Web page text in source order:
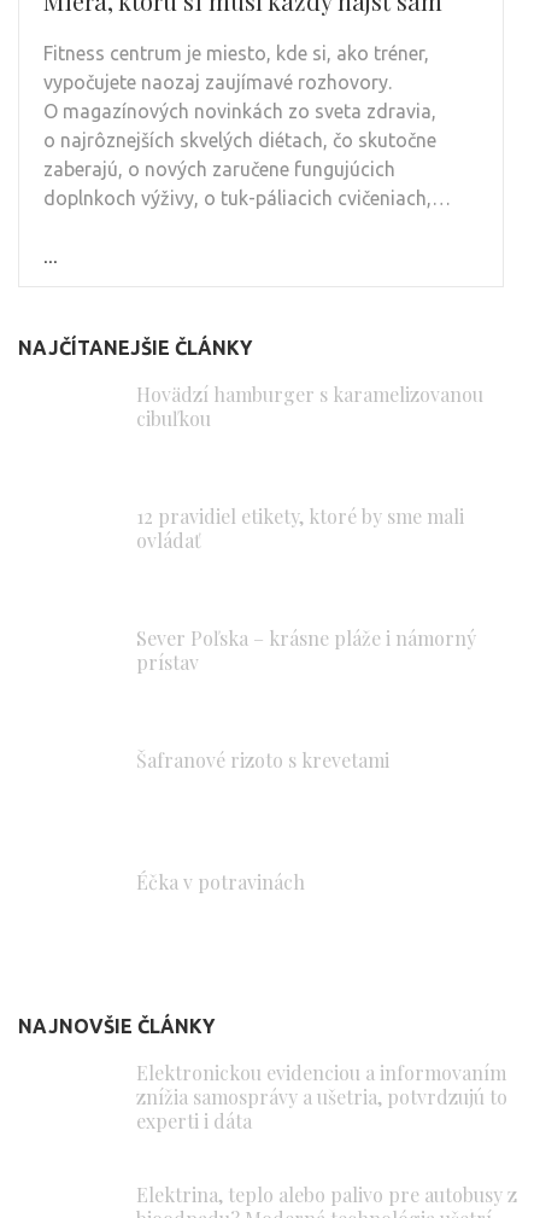
Fitness centrum je miesto, kde si, ako tréner,
vypočujete naozaj zaujímavé rozhovory.
O magazínových novinkách zo sveta zdravia,
o najrôznejších skvelých diétach, čo skutočne
zaberajú, o nových zaručene fungujúcich
doplnkoch výživy, o tuk-páliacich cvičeniach,…
...
NAJČÍTANEJŠIE ČLÁNKY
Hovädzí hamburger s karamelizovanou
cibuľkou
12 pravidiel etikety, ktoré by sme mali
ovládať
Sever Poľska – krásne pláže i námorný
prístav
Šafranové rizoto s krevetami
Éčka v potravinách
NAJNOVŠIE ČLÁNKY
Elektronickou evidenciou a informovaním
znížia samosprávy a ušetria, potvrdzujú to
experti i dáta
Elektrina, teplo alebo palivo pre autobusy z